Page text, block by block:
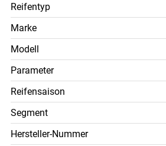
Reifentyp
Marke
Modell
Parameter
Reifensaison
Segment
Hersteller-Nummer